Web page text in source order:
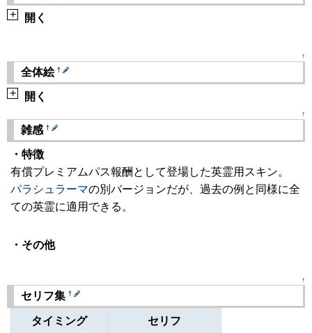
+ 開く
↑
全体絵 †
+ 開く
↑
雑感 †
・特徴
有償プレミアムパス報酬として登場した英霊用スキン。
パラシュラーマの別バージョンだが、過去の例と同様に全
ての英霊に適用できる。
・その他
↑
セリフ集 †
タイミング セリフ